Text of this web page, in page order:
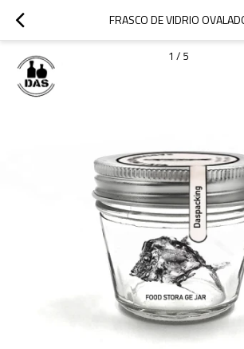
FRASCO DE VIDRIO
1 / 5